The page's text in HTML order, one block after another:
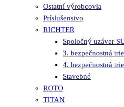
Ostatní výrobcovia
Príslušenstvo
RICHTER
Spoločný uzáver
3. bezpečnostná
4. bezpečnostná
Stavebné
ROTO
TITAN